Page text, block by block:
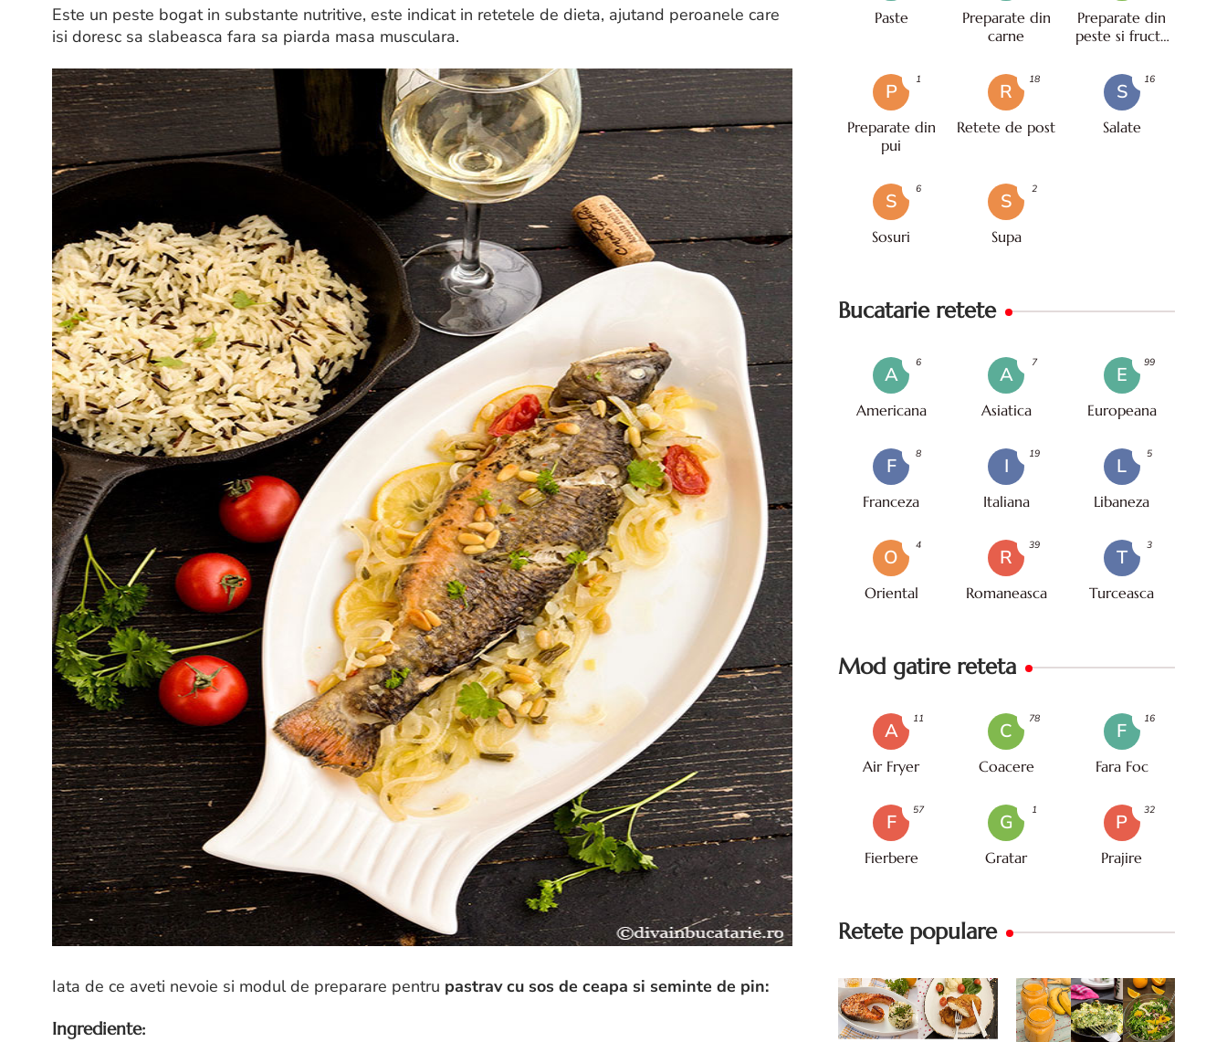
Este un peste bogat in substante nutritive, este indicat in retetele de dieta, ajutand peroanele care
isi doresc sa slabeasca fara sa piarda masa musculara.
Iata de ce aveti nevoie si modul de preparare pentru pastrav cu sos de ceapa si seminte de pin:
Ingrediente:
Paste
Preparate din
carne
Preparate din
peste si fructe
P
Preparate din
pui
1
R
Retete de post
18
S
Salate
16
S
Sosuri
6
S
Supa
2
Bucatarie retete
A
Americana
6
A
Asiatica
7
E
Europeana
99
F
Franceza
8
I
Italiana
19
L
Libaneza
5
O
Oriental
4
R
Romaneasca
39
T
Turceasca
3
Mod gatire reteta
A
Air Fryer
11
C
Coacere
78
F
Fara Foc
16
F
Fierbere
57
G
Gratar
1
P
Prajire
32
Retete populare